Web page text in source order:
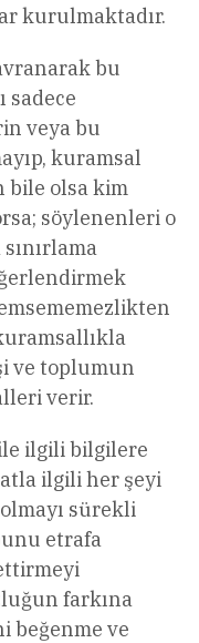
kurulmaktadır.
bu
sadece
veya bu
kuramsal
bile olsa kim
söylenenleri o
ve toplumun
verir.
ilgili bilgilere
ilgili her şeyi
sürekli
etrafa
farkına
beğenme ve